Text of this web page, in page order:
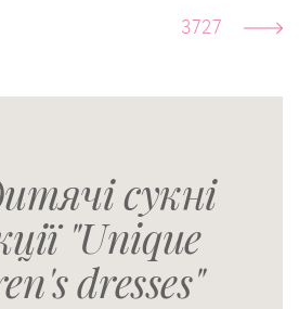
3727
сукні
"Unique
dresses"